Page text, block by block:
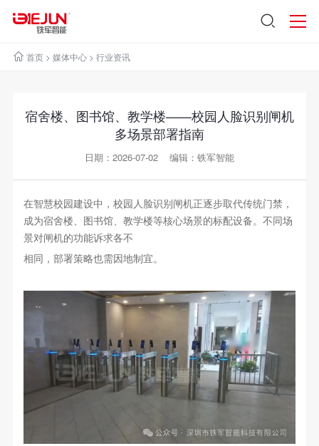
首页> 媒体中心> 行业资讯
宿舍楼、图书馆、教学楼——校园人脸识别闸机
多场景部署指南
日期：2026-07-02 编辑：铁军智能
在智慧校园建设中，校园人脸识别闸机正逐步取代传统门禁，
成为宿舍楼、图书馆、教学楼等核心场景的标配设备。不同场
景对闸机的功能诉求各不
相同，部署策略也需因地制宜。